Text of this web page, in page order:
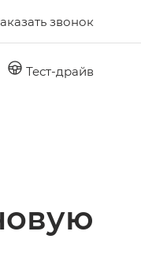
звонок
Тест-драйв